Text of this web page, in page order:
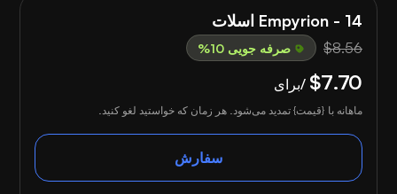
Empyrion - 14 اسلات
$8.56 صرفه جویی 10%
$7.70 /برای
ماهانه با {قیمت} تمدید می‌شود. هر زمان که خواستید لغو کنید.
سفارش